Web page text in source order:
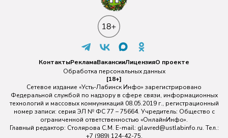
КонтактыРекламаВакансииЛицензияО проекте
Обработка персональных данных
[18+]
Сетевое издание «Усть-Лабинск Инфо» зарегистрировано
Федеральной службой по надзору в сфере связи, информационных
технологий и массовых коммуникаций 08.05.2019 г., регистрационный
номер записи: серия ЭЛ № ФС 77 – 75664. Учредитель: Общество с
ограниченной ответственностью «ОнлайнИнфо».
Главный редактор: Столярова С.М. E-mail: glavred@ustlabinfo.ru. Тел.:
+7 (989) 124-42-75.